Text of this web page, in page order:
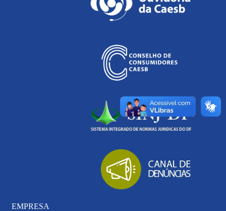
EMPRESA